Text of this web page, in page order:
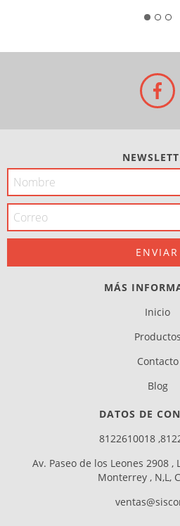
MÁS
Inicio
Productos
Contacto
Blog
DATOS DE
8122610018
Av. Paseo de los Leones 2908 ,
Monterrey , N,L,